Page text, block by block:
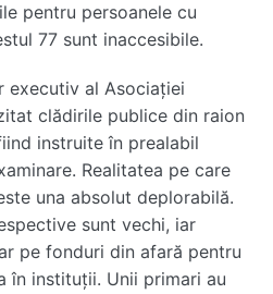
pentru persoanele cu
77 sunt inaccesibile.
executiv al Asociației
clădirile publice din raion
instruite în prealabil
Realitatea pe care
una absolut deplorabilă.
sunt vechi, iar
pe fonduri din afară pentru
în instituții. Unii primari au